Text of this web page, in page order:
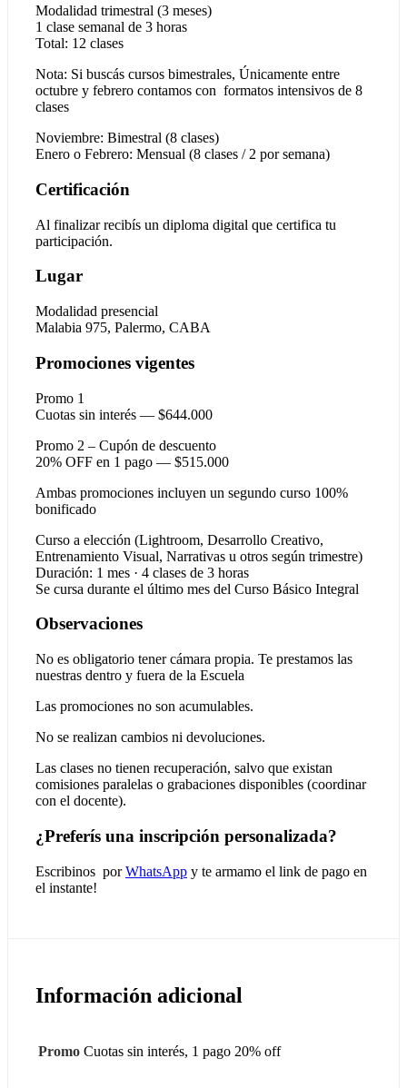
Modalidad trimestral (3 meses)
1 clase semanal de 3 horas
Total: 12 clases
Nota: Si buscás cursos bimestrales, Únicamente entre
octubre y febrero contamos con formatos intensivos de 8
clases
Noviembre: Bimestral (8 clases)
Enero o Febrero: Mensual (8 clases / 2 por semana)
Certificación
Al finalizar recibís un diploma digital que certifica tu
participación.
Lugar
Modalidad presencial
Malabia 975, Palermo, CABA
Promociones vigentes
Promo 1
Cuotas sin interés — $644.000
Promo 2 – Cupón de descuento
20% OFF en 1 pago — $515.000
Ambas promociones incluyen un segundo curso 100%
bonificado
Curso a elección (Lightroom, Desarrollo Creativo,
Entrenamiento Visual, Narrativas u otros según trimestre)
Duración: 1 mes · 4 clases de 3 horas
Se cursa durante el último mes del Curso Básico Integral
Observaciones
No es obligatorio tener cámara propia. Te prestamos las
nuestras dentro y fuera de la Escuela
Las promociones no son acumulables.
No se realizan cambios ni devoluciones.
Las clases no tienen recuperación, salvo que existan
comisiones paralelas o grabaciones disponibles (coordinar
con el docente).
¿Preferís una inscripción personalizada?
Escribinos porWhatsApp y te armamo el link de pago en
el instante!
Información adicional
Promo Cuotas sin interés, 1 pago 20% off